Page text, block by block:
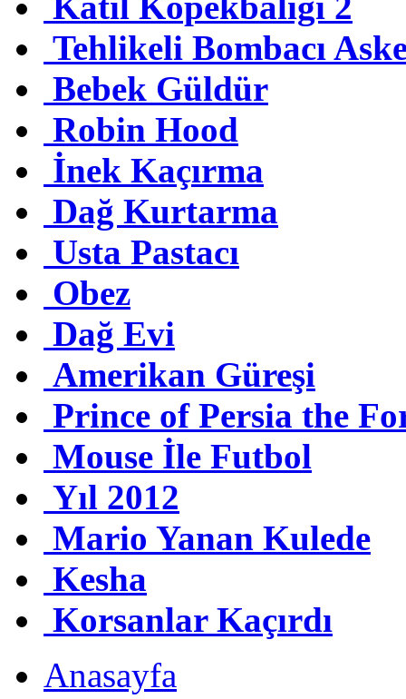
Tehlikeli Bombacı
Bebek Güldür
Robin Hood
İnek Kaçırma
Dağ Kurtarma
Usta Pastacı
Obez
Dağ Evi
Amerikan Güreşi
Prince of Persia the
Mouse İle Futbol
Yıl 2012
Mario Yanan Kulede
Kesha
Korsanlar Kaçırdı
Anasayfa